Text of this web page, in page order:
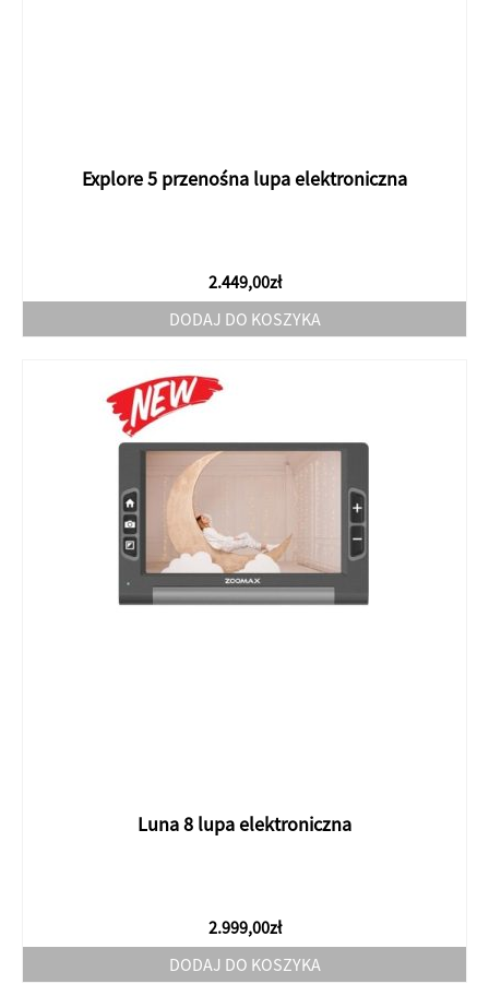
Explore 5 przenośna lupa elektroniczna
2.449,00zł
DODAJ DO KOSZYKA
Luna 8 lupa elektroniczna
2.999,00zł
DODAJ DO KOSZYKA